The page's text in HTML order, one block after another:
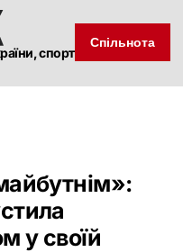
спорт
Спільнота
у своїй